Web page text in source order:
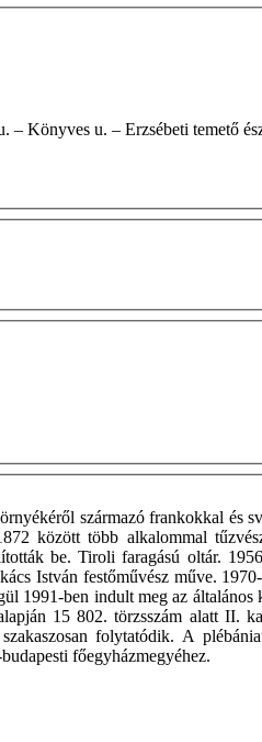
származó frankokkal
között több alkalommal
be. Tiroli faragású oltár.
István festőművész műve.
1991-ben indult meg az
15 802. törzsszám alatt II.
folytatódik. A
főegyházmegyéhez.